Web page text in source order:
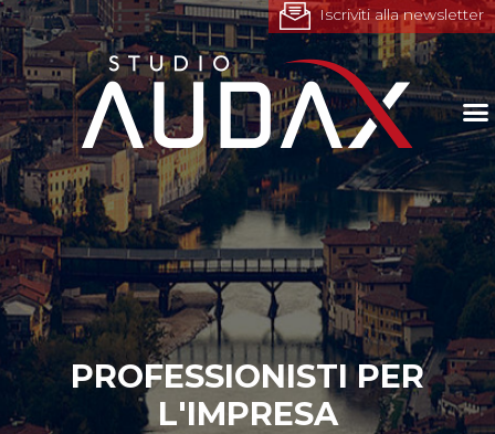
Iscriviti alla newsletter
PROFESSIONISTI PER
L'IMPRESA